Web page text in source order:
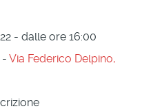
- dalle ore 16:00
- Via Federico Delpino,